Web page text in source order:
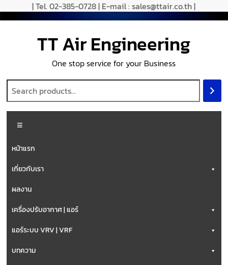
| Tel. 02-385-0728 | E-mail : sales@ttair.co.th |
TT Air Engineering
One stop service for your Business
หน้าแรก
เกี่ยวกับเรา
ผลงาน
เครื่องปรับอากาศ | แอร์
แอร์ระบบ VRV | VRF
บทความ